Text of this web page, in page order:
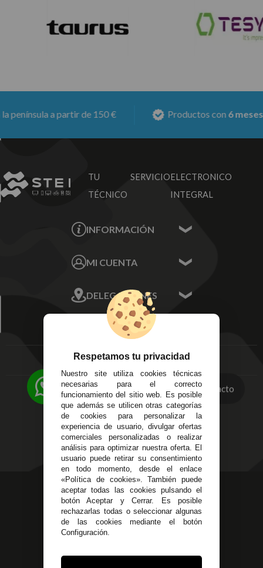
a partir de 150 € Productos con6 meses de
TU SERVICIO
TÉCNICO
ELECTRONICO
INTEGRAL
INFORMACIÓN
Sobre nosotros
MI CUENTA
Mis Direcciones
Mis Pedidos
Mis favoritos
FAQ's
DELEGACIONES
Écija - Sevilla
Av. Plaza de Toros.
Córdoba
C/ Ingeniero Iribarren,
14
Alzira - Valencia
C/ Esplugues, 135
EMPRESA
Aviso Legal
Entregas y
Devoluciones
Política de Privacidad
Pago Seguro
Terminos y
Condiciones Generales
Políticas de Cookies
623 23 31 98
Atendemos Whatsapp
955 44 45 43
info@steielectronica.com
Contacto
Respetamos tu privacidad
Nuestro site utiliza cookies técnicas
necesarias para el correcto
funcionamiento del sitio web. Es posible
que además se utilicen otras categorías
de cookies para personalizar la
experiencia de usuario, divulgar ofertas
comerciales personalizadas o realizar
análisis para optimizar nuestra oferta. El
usuario puede retirar su consentimiento
en todo momento, desde el enlace
«Política de cookies». También puede
aceptar todas las cookies pulsando el
botón Aceptar y Cerrar. Es posible
rechazarlas todas o seleccionar algunas
de las cookies mediante el botón
Configuración.